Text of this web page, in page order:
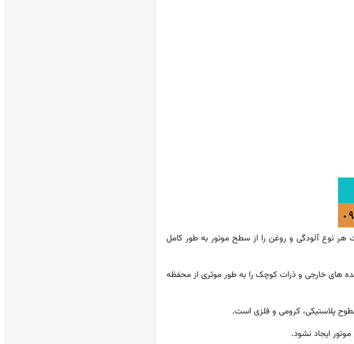
موتور قادر است هر نوع آلودگی و روغن را از سطح موتور به طور کامل
های خارجی و ذرات کوچک را به طور موثری از محفظه
پلاستیکی، کرومی و فلزی است.
ایجاد نشود.